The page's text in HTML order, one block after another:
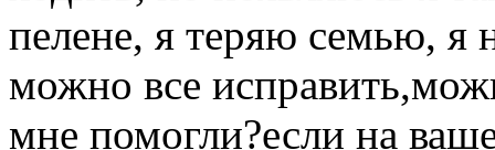
пелене, я теряю семью, я
можно все
мне помогли?если на